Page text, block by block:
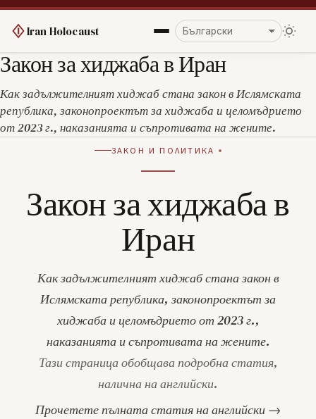
Iran Holocaust
Закон за хиджаба в Иран
Как задължителният хиджаб стана закон в Ислямската
република, законопроектът за хиджаба и целомъдрието
от 2023 г., наказанията и съпротивата на жените.
ЗАКОН И ПОЛИТИКА
Закон за хиджаба в
Иран
Как задължителният хиджаб стана закон в
Ислямската република, законопроектът за
хиджаба и целомъдрието от 2023 г.,
наказанията и съпротивата на жените.
Тази страница обобщава подробна статия,
налична на английски.
Прочетете пълната статия на английски →